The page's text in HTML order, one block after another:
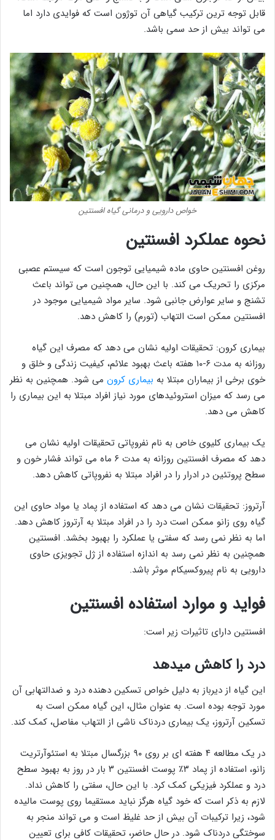
قابل توجه ترین ترکیب گیاهی آن توژون است که فوایدی دارد اما
می تواند بیش از حد سمی باشد.
خواص دارویی و درمانی گیاه افسنتین
نحوه عملکرد افسنتین
روغن افسنتین حاوی ماده شیمیایی توجون است که سیستم عصبی
مرکزی را تحریک می کند. با این حال، همچنین می تواند باعث
تشنج و سایر عوارض جانبی شود. سایر مواد شیمیایی موجود در
افسنتین ممکن است التهاب (تورم) را کاهش دهد.
بیماری کرون: تحقیقات اولیه نشان می دهد که مصرف این گیاه
روزانه به مدت ۶-۱۰ هفته باعث بهبود علائم، کیفیت زندگی و خلق و
خوی برخی از بیماران مبتلا به بیماری کرون می شود. همچنین به نظر
می رسد که میزان استروئیدهای مورد نیاز افراد مبتلا به این بیماری را
کاهش می دهد.
یک بیماری کلیوی خاص به نام نفروپاتی تحقیقات اولیه نشان می
دهد که مصرف افسنتین روزانه به مدت ۶ ماه می تواند فشار خون و
سطح پروتئین در ادرار را در افراد مبتلا به نفروپاتی کاهش دهد.
آرتروز: تحقیقات نشان می دهد که استفاده از پماد یا مواد حاوی این
گیاه روی زانو ممکن است درد را در افراد مبتلا به آرتروز کاهش دهد.
اما به نظر نمی رسد که سفتی یا عملکرد را بهبود بخشد. افسنتین
همچنین به نظر نمی رسد به اندازه استفاده از ژل تجویزی حاوی
دارویی به نام پیروکسیکام موثر باشد.
فواید و موارد استفاده افسنتین
افسنتین دارای تاثیرات زیر است:
درد را کاهش میدهد
این گیاه از دیرباز به دلیل خواص تسکین دهنده درد و ضدالتهابی آن
مورد توجه بوده است. به عنوان مثال، این گیاه ممکن است به
تسکین آرتروز، یک بیماری دردناک ناشی از التهاب مفاصل، کمک کند.
در یک مطالعه ۴ هفته ای بر روی ۹۰ بزرگسال مبتلا به استئوآرتریت
زانو، استفاده از پماد ۳٪ پوست افسنتین ۳ بار در روز به بهبود سطح
درد و عملکرد فیزیکی کمک کرد. با این حال، سفتی را کاهش نداد.
لازم به ذکر است که خود گیاه هرگز نباید مستقیما روی پوست مالیده
شود، زیرا ترکیبات آن بیش از حد غلیظ است و می تواند منجر به
سوختگی دردناک شود. در حال حاضر، تحقیقات کافی برای تعیین